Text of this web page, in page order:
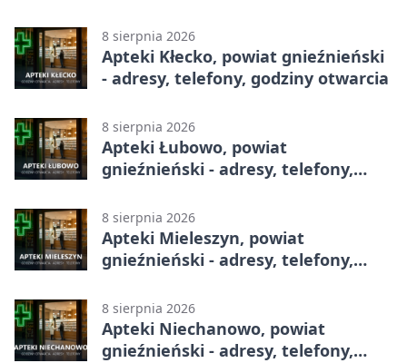
8 sierpnia 2026
Apteki Kłecko, powiat gnieźnieński
- adresy, telefony, godziny otwarcia
8 sierpnia 2026
Apteki Łubowo, powiat
gnieźnieński - adresy, telefony,
8 sierpnia 2026
Apteki Mieleszyn, powiat
gnieźnieński - adresy, telefony,
8 sierpnia 2026
Apteki Niechanowo, powiat
gnieźnieński - adresy, telefony,